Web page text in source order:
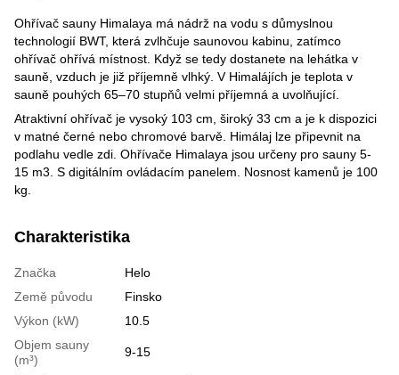
Ohřívač sauny Himalaya má nádrž na vodu s důmyslnou
technologií BWT, která zvlhčuje saunovou kabinu, zatímco
ohřívač ohřívá místnost. Když se tedy dostanete na lehátka v
sauně, vzduch je již příjemně vlhký. V Himalájích je teplota v
sauně pouhých 65–70 stupňů velmi příjemná a uvolňující.
Atraktivní ohřívač je vysoký 103 cm, široký 33 cm a je k dispozici
v matné černé nebo chromové barvě. Himálaj lze připevnit na
podlahu vedle zdi. Ohřívače Himalaya jsou určeny pro sauny 5-
15 m3. S digitálním ovládacím panelem. Nosnost kamenů je 100
kg.
Charakteristika
Značka
Helo
Země původu
Finsko
Výkon (kW)
10.5
Objem sauny
(m³)
9-15